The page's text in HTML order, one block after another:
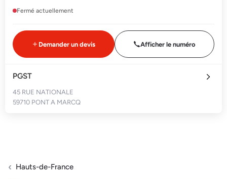
Fermé actuellement
Demander un devis Afficher le numéro
PGST
45 RUE NATIONALE
59710 PONT A MARCQ
Hauts-de-France